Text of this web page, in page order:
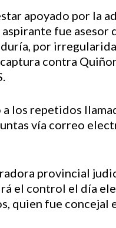
apoyado por la
fue asesor
por
contra
los repetidos
vía correo
provincial
el control el día
quien fue concejal